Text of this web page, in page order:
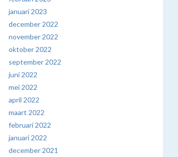
januari 2023
december 2022
november 2022
oktober 2022
september 2022
juni 2022
mei 2022
april 2022
maart 2022
februari 2022
januari 2022
december 2021